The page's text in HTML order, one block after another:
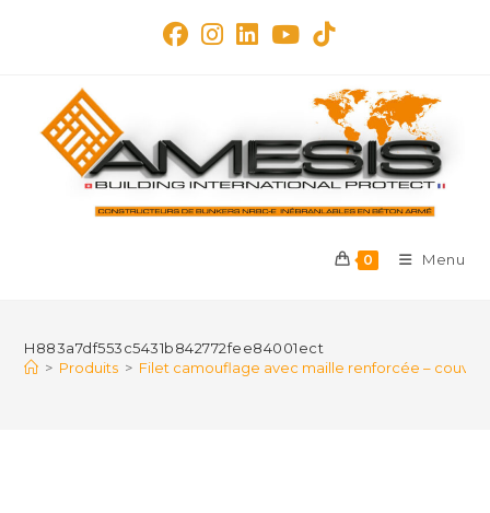
0 Menu
H883a7df553c5431b842772fee84001ect
> Produits > Filet camouflage avec maille renforcée –